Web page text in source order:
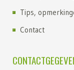
Tips,
Contact